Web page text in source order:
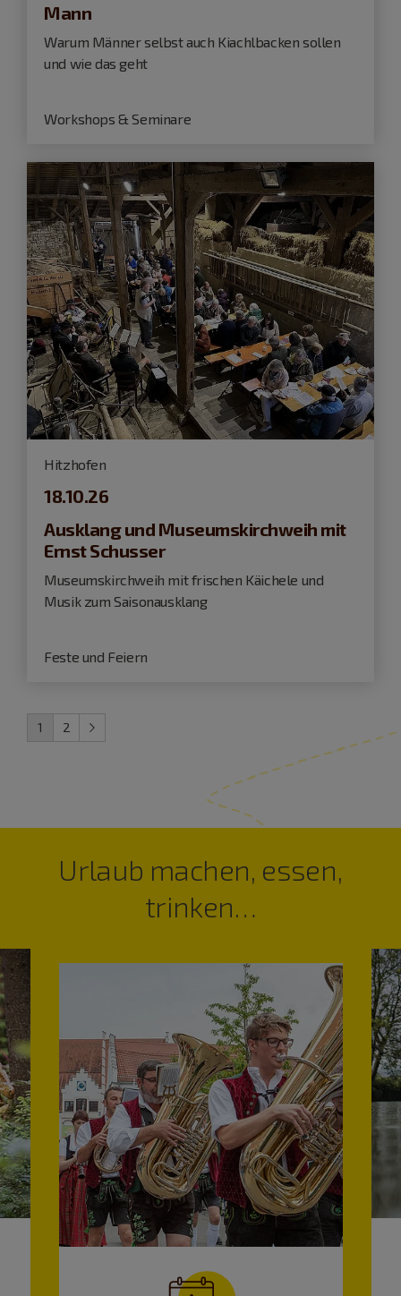
Mann
Warum Männer selbst auch Kiachlbacken sollen
und wie das geht
Workshops & Seminare
Hitzhofen
18.10.26
Ausklang und Museumskirchweih mit
Ernst Schusser
Museumskirchweih mit frischen Käichele und
Musik zum Saisonausklang
Feste und Feiern
1 2
Urlaub machen, essen,
trinken…